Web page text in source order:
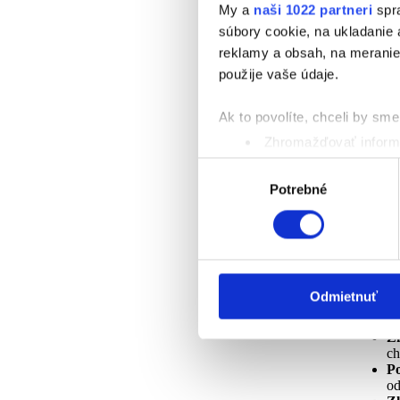
My a naši 1022 partneri
súbory cookie, na
reklamy a obsah, na
použije vaše údaje.
Ak to povolíte, chceli by
Zhromažďovať
Identifikovať vaše
Viac informácií o tom, ako
kedykoľvek zmeniť alebo
cookie. Informácie o tom,
médií, inzercie a analýzy.
alebo ktoré od vás získali,
Potrebné
Odmietnuť
Ako sa
Ako